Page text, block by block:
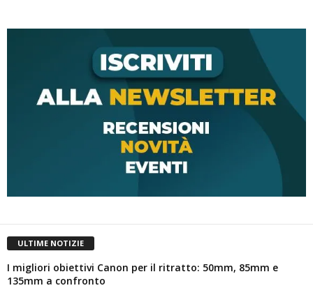
ULTIME NOTIZIE
I migliori obiettivi Canon per il ritratto: 50mm, 85mm e
135mm a confronto